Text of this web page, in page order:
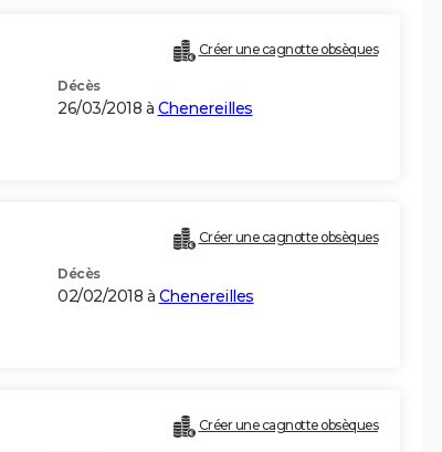
Créer une cagnotte obsèques
Décès
26/03/2018 à Chenereilles
Créer une cagnotte obsèques
Décès
02/02/2018 à Chenereilles
Créer une cagnotte obsèques